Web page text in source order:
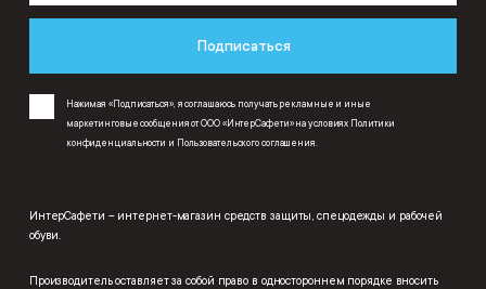
Подписаться
Нажимая «Подписаться», я соглашаюсь получать рекламные и иные
маркетинговые сообщения от ООО «ИнтерСафети» на условиях Политики
конфиденциальности и Пользовательского соглашения.
ИнтерСафети – интернет-магазин средств защиты, спецодежды и рабочей
обуви.
Производитель оставляет за собой право в одностороннем порядке вносить